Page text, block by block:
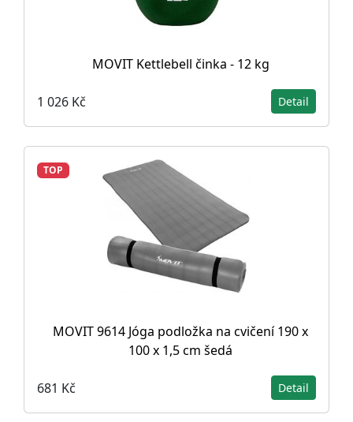
MOVIT Kettlebell činka - 12 kg
1 026 Kč Detail
TOP
MOVIT 9614 Jóga podložka na cvičení 190 x
100 x 1,5 cm šedá
681 Kč Detail